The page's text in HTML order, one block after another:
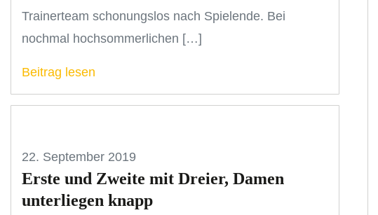
Trainerteam schonungslos nach Spielende. Bei
nochmal hochsommerlichen […]
Beitrag lesen
22. September 2019
Erste und Zweite mit Dreier, Damen
unterliegen knapp